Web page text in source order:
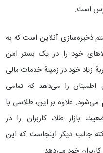
است.
ذخیره‌سازی آنلاین است که به
خود را در یک بستر امن
زیاد خود در زمینهٔ خدمات مالی
اطمینان را می‌دهد که تمامی
علاوه بر این، طلاسی با
بازار طلا، کاربران را در
جالب دیگر اینجاست که این